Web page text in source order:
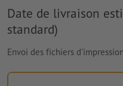
Date de livraison
standard)
Envoi des fichiers